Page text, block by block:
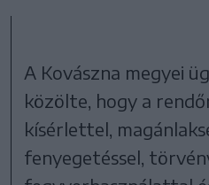
A Kovászna megyei
közölte, hogy a
kísérlettel,
fenyegetéssel,